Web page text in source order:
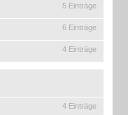
5 Einträge
6 Einträge
4 Einträge
4 Einträge